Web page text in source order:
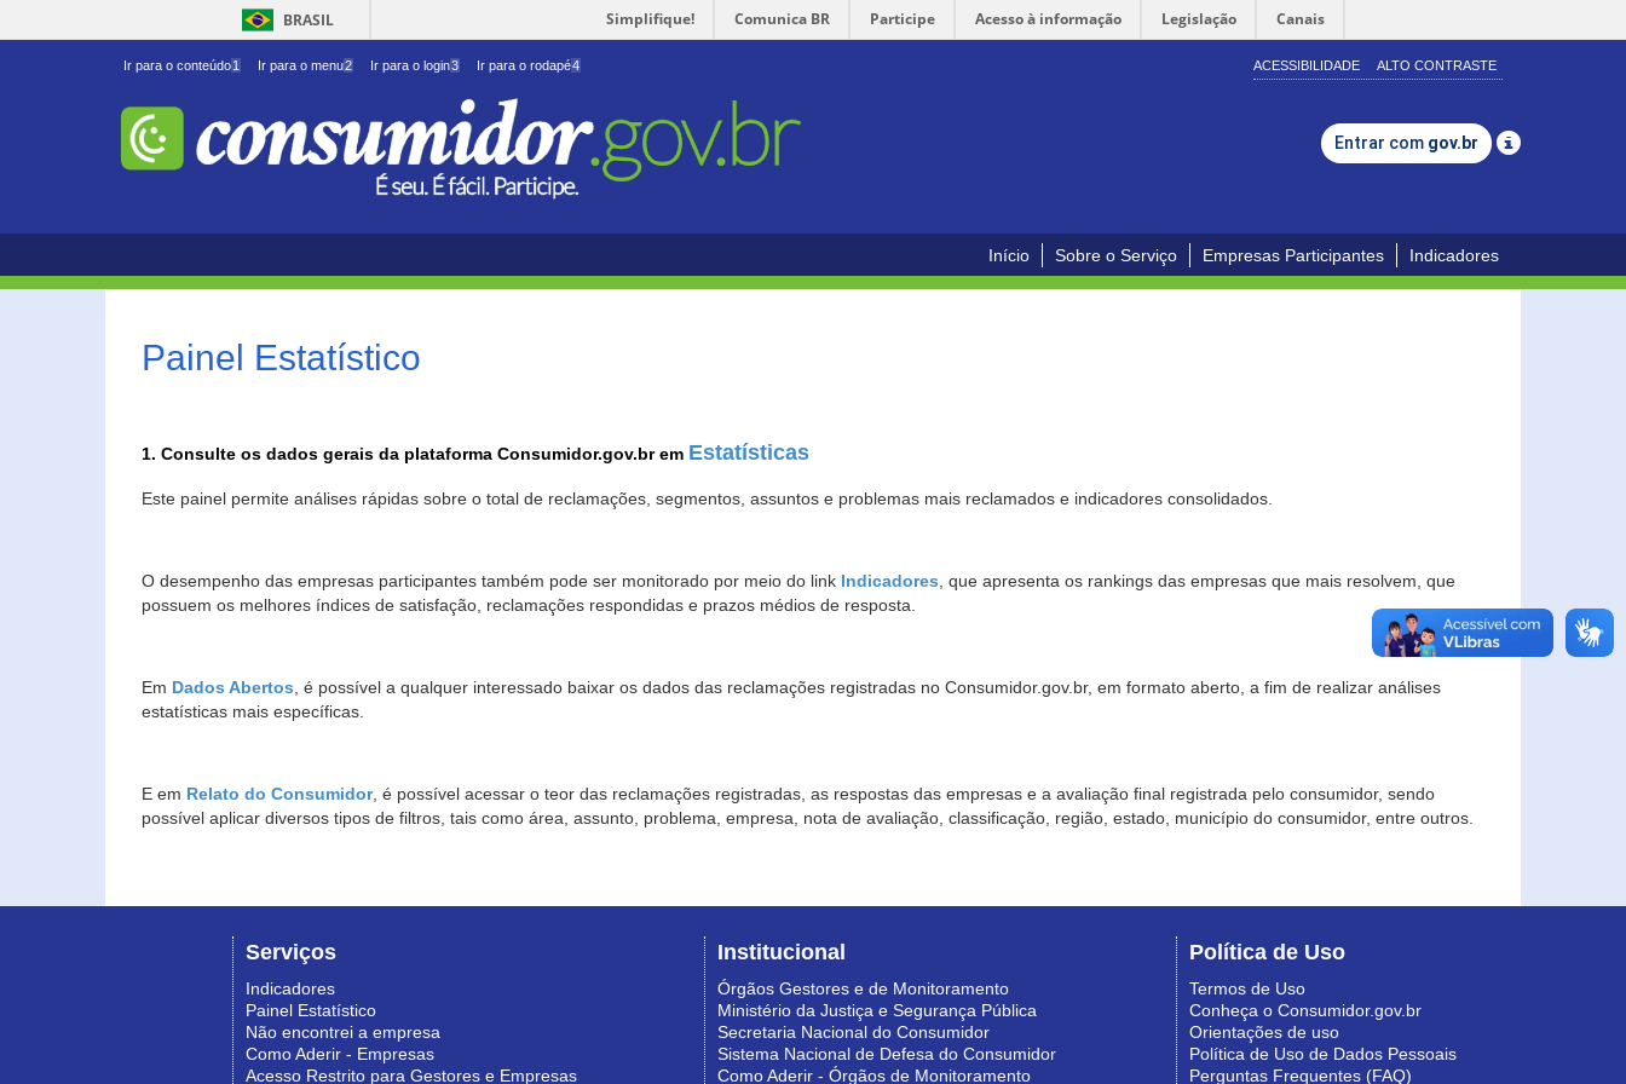
BRASIL Simplifique! Comunica BR Participe Acesso à informação Legislação Canais
Ir para o conteúdo1 Ir para o menu2 Ir para o login3 Ir para o rodapé4 ACESSIBILIDADE ALTO CONTRASTE
Entrar com gov.br
Início Sobre o Serviço Empresas Participantes Indicadores
Painel Estatístico
1. Consulte os dados gerais da plataforma Consumidor.gov.br em Estatísticas
Este painel permite análises rápidas sobre o total de reclamações, segmentos, assuntos e problemas mais reclamados e indicadores consolidados.
O desempenho das empresas participantes também pode ser monitorado por meio do link Indicadores, que apresenta os rankings das empresas que mais resolvem, que
possuem os melhores índices de satisfação, reclamações respondidas e prazos médios de resposta.
Em Dados Abertos, é possível a qualquer interessado baixar os dados das reclamações registradas no Consumidor.gov.br, em formato aberto, a fim de realizar análises
estatísticas mais específicas.
E em Relato do Consumidor, é possível acessar o teor das reclamações registradas, as respostas das empresas e a avaliação final registrada pelo consumidor, sendo
possível aplicar diversos tipos de filtros, tais como área, assunto, problema, empresa, nota de avaliação, classificação, região, estado, município do consumidor, entre outros.
Serviços
Indicadores
Painel Estatístico
Não encontrei a empresa
Como Aderir - Empresas
Acesso Restrito para Gestores e Empresas
Institucional
Órgãos Gestores e de Monitoramento
Ministério da Justiça e Segurança Pública
Secretaria Nacional do Consumidor
Sistema Nacional de Defesa do Consumidor
Como Aderir - Órgãos de Monitoramento
Política de Uso
Termos de Uso
Conheça o Consumidor.gov.br
Orientações de uso
Política de Uso de Dados Pessoais
Perguntas Frequentes (FAQ)